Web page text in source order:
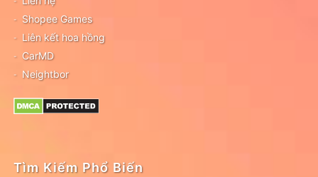
Shopee Games
Liên kết hoa hồng
CarMD
Neightbor
Tìm Kiếm Phổ Biến